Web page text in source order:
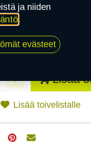
TOYO PROXES COMFORT
Lisää
Lisää toivelistalle
ja niiden
.
evästeet